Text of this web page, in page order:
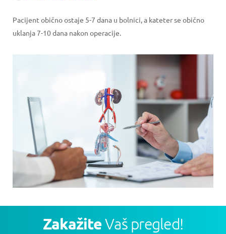
Pacijent obično ostaje 5-7 dana u bolnici, a kateter se obično
uklanja 7-10 dana nakon operacije.
ZakažiteVaš pregled!